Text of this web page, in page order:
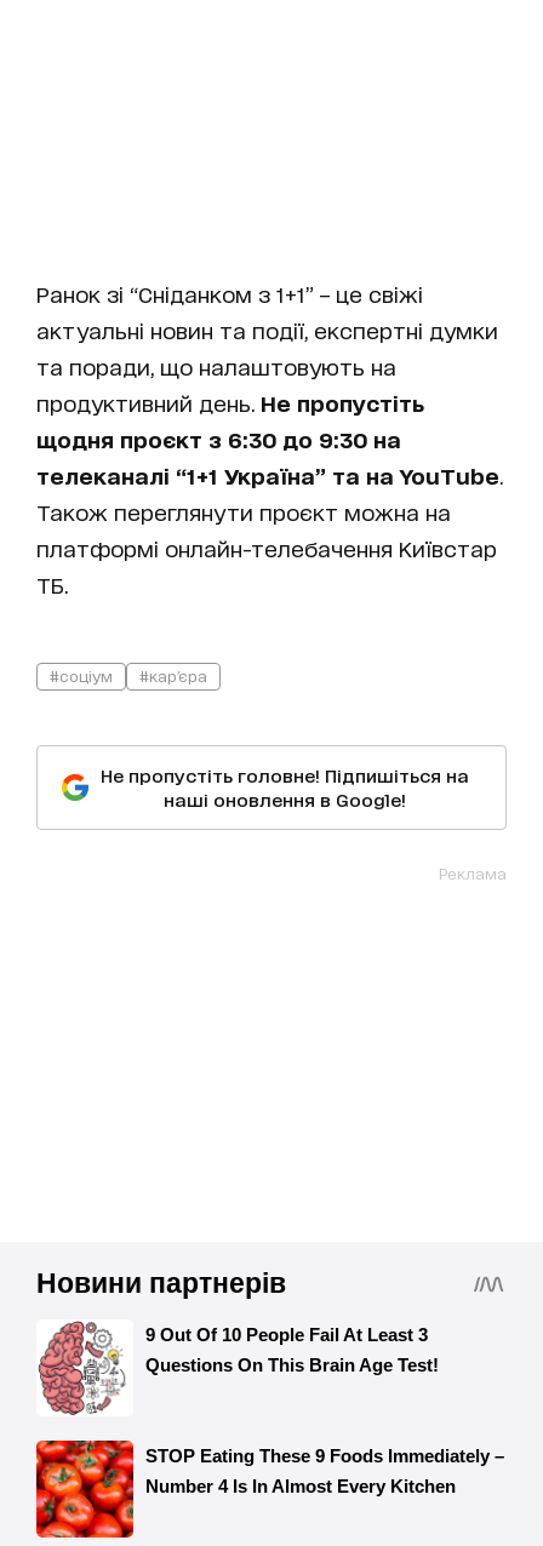
Ранок зі “Сніданком з 1+1” – це свіжі
актуальні новин та події, експертні думки
та поради, що налаштовують на
продуктивний день. Не пропустіть
щодня проєкт з 6:30 до 9:30 на
телеканалі “1+1 Україна” та на YouTube
Також переглянути проєкт можна на
платформі онлайн-телебачення Київстар
ТБ.
#соціум #кар'єра
Не пропустіть головне! Підпишіться на
наші оновлення в Google!
Реклама